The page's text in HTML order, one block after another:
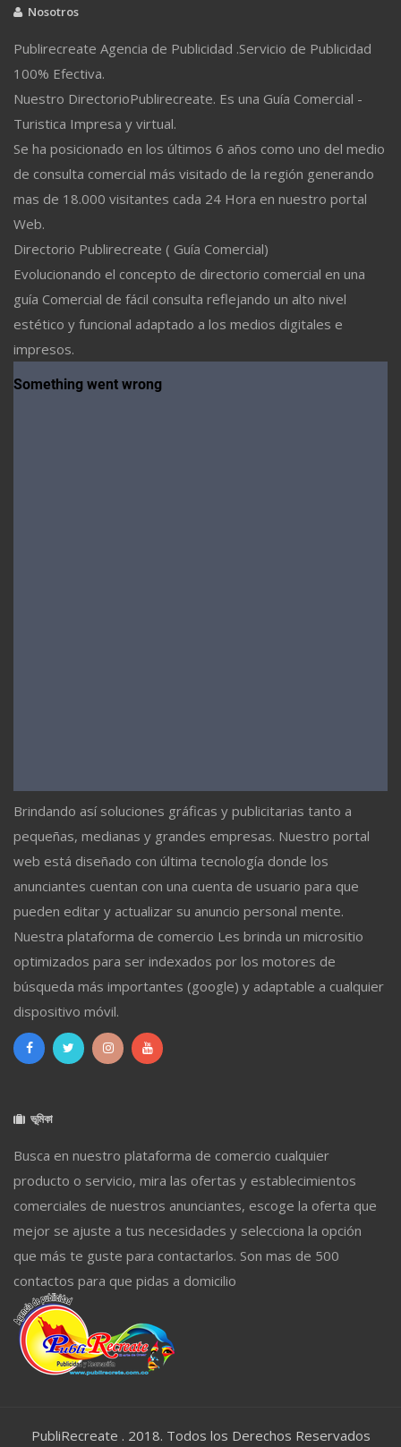
Nosotros
Publirecreate Agencia de Publicidad .Servicio de Publicidad
100% Efectiva.
Nuestro DirectorioPublirecreate. Es una Guía Comercial -
Turistica Impresa y virtual.
Se ha posicionado en los últimos 6 años como uno del medio
de consulta comercial más visitado de la región generando
mas de 18.000 visitantes cada 24 Hora en nuestro portal
Web.
Directorio Publirecreate ( Guía Comercial)
Evolucionando el concepto de directorio comercial en una
guía Comercial de fácil consulta reflejando un alto nivel
estético y funcional adaptado a los medios digitales e
impresos.
Brindando así soluciones gráficas y publicitarias tanto a
pequeñas, medianas y grandes empresas. Nuestro portal
web está diseñado con última tecnología donde los
anunciantes cuentan con una cuenta de usuario para que
pueden editar y actualizar su anuncio personal mente.
Nuestra plataforma de comercio Les brinda un micrositio
optimizados para ser indexados por los motores de
búsqueda más importantes (google) y adaptable a cualquier
dispositivo móvil.
ভূমিকা
Busca en nuestro plataforma de comercio cualquier
producto o servicio, mira las ofertas y establecimientos
comerciales de nuestros anunciantes, escoge la oferta que
mejor se ajuste a tus necesidades y selecciona la opción
que más te guste para contactarlos. Son mas de 500
contactos para que pidas a domicilio
PubliRecreate . 2018. Todos los Derechos Reservados